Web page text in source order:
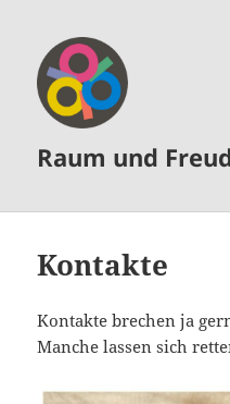
Raum und
Kontakte
Kontakte brechen ja
Manche lassen sich